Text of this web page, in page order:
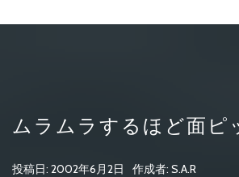
ムラムラするほど面ピ
投稿日: 2002年6月2日 作成者: S.A.R